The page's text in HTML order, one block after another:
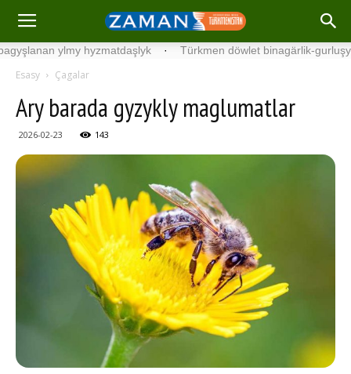
ylmy hyzmatdaşlyk · Türkmen döwlet binagärlik-gurluşyk
Esasy Çagalar
Ary barada gyzykly maglumatlar
2026-02-23 143